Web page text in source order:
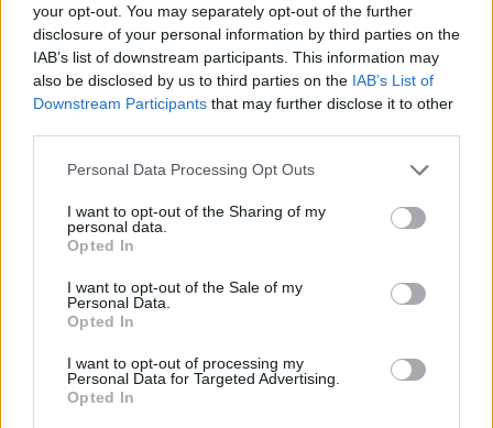
your opt-out. You may separately opt-out of the further
disclosure of your personal information by third parties on the
IAB’s list of downstream participants. This information may
also be disclosed by us to third parties on the IAB’s List of
Downstream Participants that may further disclose it to other
Please note that this website/app uses one or more Google
not limited to your visit or usage behaviour. You may click to
grant or deny consent to Google and its third-party tags to
use your data for below specified purposes in below Google
consent section.
Personal Data Processing Opt Outs
I want to opt-out of the Sharing of my
personal data.
Opted In
I want to opt-out of the Sale of my
Personal Data.
Opted In
I want to opt-out of processing my
Personal Data for Targeted Advertising.
Opted In
«Είπα στον πρόεδρο (του Κοινοβουλίου) ότι
επιθυμώ να παραιτηθώ από την πρωθυπουργία»,
πρόσθεσε, διευκρινίζοντας ωστόσο ότι θα
επιχειρήσει να σχηματίσει μονοκομματική
κυβέρνηση και να λάβει ξανά ψήφο εμπιστοσύνης.